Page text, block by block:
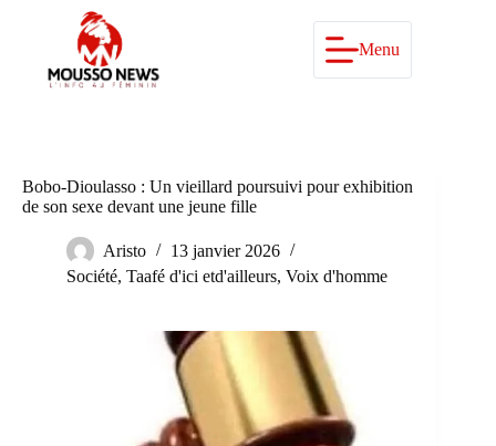
Menu
Bobo-Dioulasso : Un vieillard poursuivi pour exhibition
de son sexe devant une jeune fille
Aristo
13 janvier 2026
Société, Taafé d'ici etd'ailleurs, Voix d'homme